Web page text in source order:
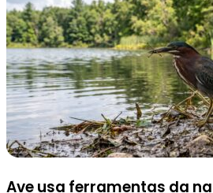
Ave usa ferramentas da